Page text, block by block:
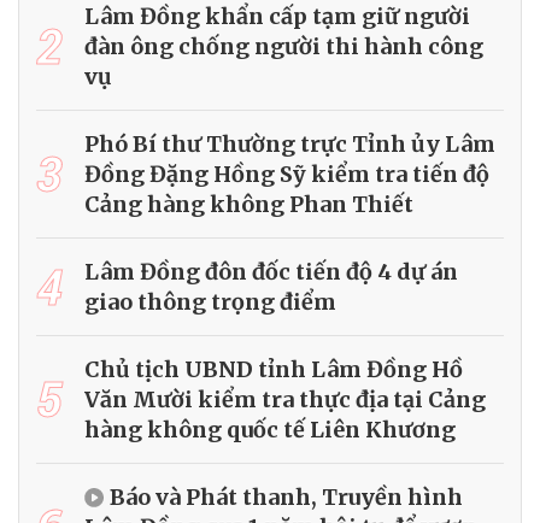
2
Lâm Đồng khẩn cấp tạm giữ người
đàn ông chống người thi hành công
vụ
3
Phó Bí thư Thường trực Tỉnh ủy Lâm
Đồng Đặng Hồng Sỹ kiểm tra tiến độ
Cảng hàng không Phan Thiết
4
Lâm Đồng đôn đốc tiến độ 4 dự án
giao thông trọng điểm
5
Chủ tịch UBND tỉnh Lâm Đồng Hồ
Văn Mười kiểm tra thực địa tại Cảng
hàng không quốc tế Liên Khương
Báo và Phát thanh, Truyền hình